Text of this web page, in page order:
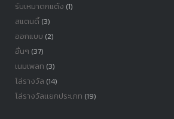
รับเหมาตกแต้ง (1)
สแตนดี้(3)
ออกแบบ (2)
อื่นๆ (37)
เนมเพลท (3)
โล่รางวัล (14)
โล่รางวัลเเยกประเภท (19)